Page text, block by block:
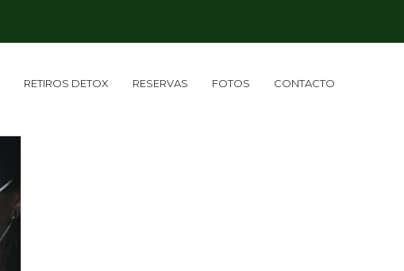
RETIROS DETOX RESERVAS FOTOS CONTACTO